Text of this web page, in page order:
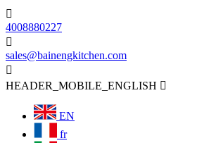

4008880227

sales@bainengkitchen.com

HEADER_MOBILE_ENGLISH 
EN
fr